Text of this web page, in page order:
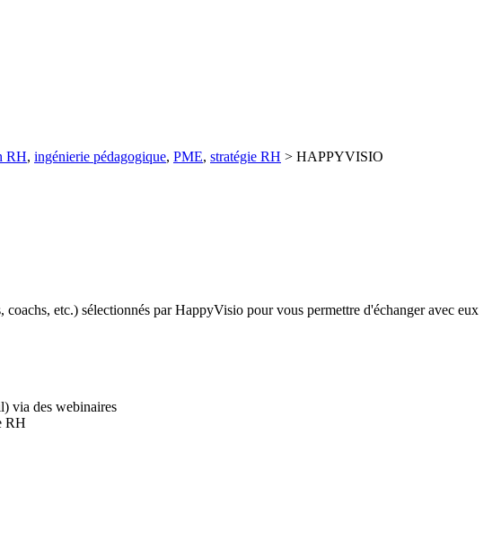
RH, ingénierie pédagogique, PME, stratégie RH > HAPPYVISIO
etc.) sélectionnés par HappyVisio pour vous permettre d'échanger avec eux
via des webinaires
RH